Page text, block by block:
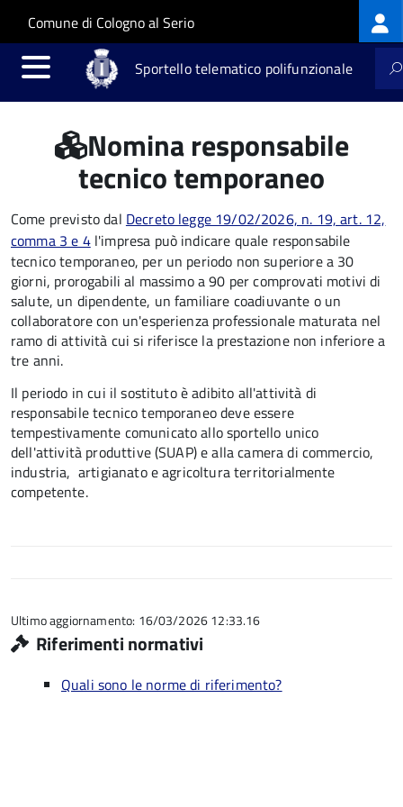
Salta al contenuto principale
Skip to site navigation
Comune di Cologno al Serio
Sportello telematico polifunzionale
Nomina responsabile
tecnico temporaneo
Come previsto dal Decreto legge 19/02/2026, n. 19, art. 12,
comma 3 e 4l'impresa può indicare quale responsabile
tecnico temporaneo, per un periodo non superiore a 30
giorni, prorogabili al massimo a 90 per comprovati motivi di
salute, un dipendente, un familiare coadiuvante o un
collaboratore con un'esperienza professionale maturata nel
ramo di attività cui si riferisce la prestazione non inferiore a
tre anni.
Il periodo in cui il sostituto è adibito all'attività di
responsabile tecnico temporaneo deve essere
tempestivamente comunicato allo sportello unico
dell'attività produttive (SUAP) e alla camera di commercio,
industria, artigianato e agricoltura territorialmente
competente.
Ultimo aggiornamento: 16/03/2026 12:33.16
Riferimenti normativi
Quali sono le norme di riferimento?